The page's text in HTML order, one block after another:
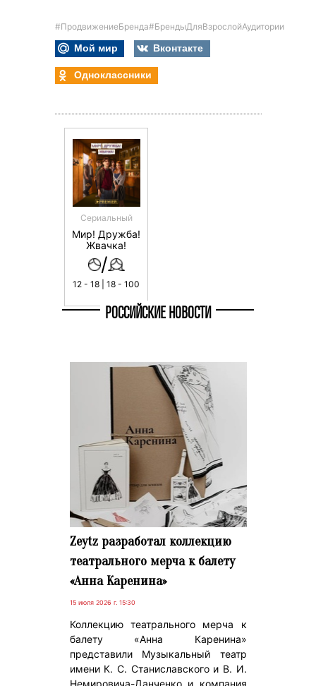
#ПродвижениеБренда#БрендыДляВзрослойАудитории
Мой мир
Вконтакте
Одноклассники
Сериальный
Мир! Дружба!
Жвачка!
/
12 - 18 | 18 - 100
РОССИЙСКИЕ НОВОСТИ
Zeytz разработал коллекцию
театрального мерча к балету
«Анна Каренина»
15 июля 2026 г. 15:30
Коллекцию театрального мерча к
балету «Анна Каренина»
представили Музыкальный театр
имени К. С. Станиславского и В. И.
Немировича-Данченко и компания